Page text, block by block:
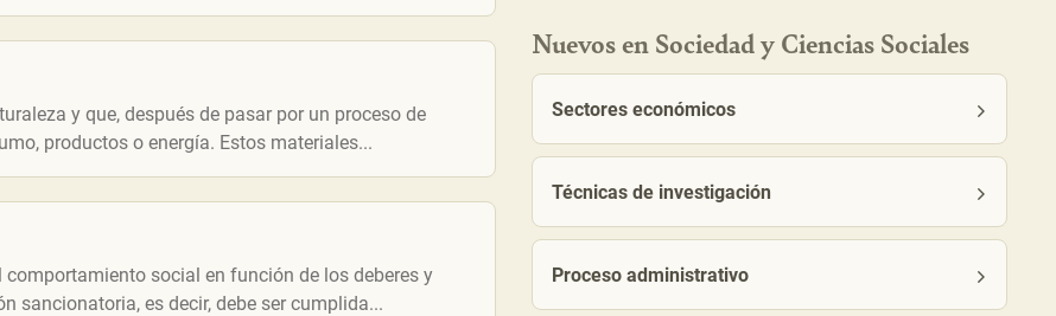
y que, después de pasar por un proceso de
productos o energía. Estos materiales...
social en función de los deberes y
sancionatoria, es decir, debe ser cumplida...
Nuevos en Sociedad y Ciencias Sociales
Sectores económicos
Técnicas de investigación
Proceso administrativo